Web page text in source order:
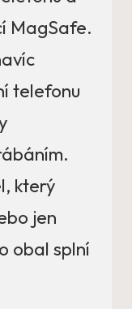
MagSafe.
telefonu
který
jen
obal splní